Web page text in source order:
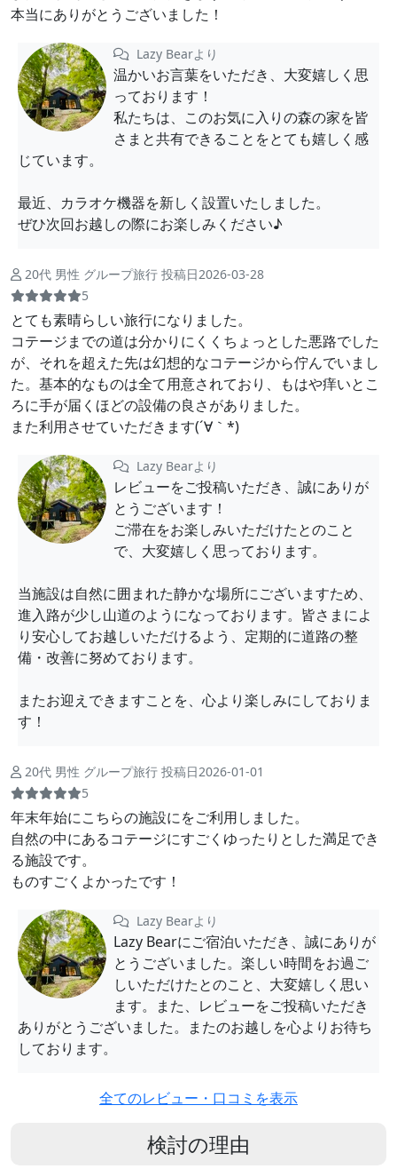
本当にありがとうございました！
Lazy Bearより
温かいお言葉をいただき、大変嬉しく思
っております！
私たちは、このお気に入りの森の家を皆
さまと共有できることをとても嬉しく感
じています。
最近、カラオケ機器を新しく設置いたしました。
ぜひ次回お越しの際にお楽しみください♪
20代 男性 グループ旅行 投稿日2026-03-28
5
とても素晴らしい旅行になりました。
コテージまでの道は分かりにくくちょっとした悪路でした
が、それを超えた先は幻想的なコテージから佇んでいまし
た。基本的なものは全て用意されており、もはや痒いとこ
ろに手が届くほどの設備の良さがありました。
また利用させていただきます(´∀｀*)
Lazy Bearより
レビューをご投稿いただき、誠にありが
とうございます！
ご滞在をお楽しみいただけたとのこと
で、大変嬉しく思っております。
当施設は自然に囲まれた静かな場所にございますため、
進入路が少し山道のようになっております。皆さまによ
り安心してお越しいただけるよう、定期的に道路の整
備・改善に努めております。
またお迎えできますことを、心より楽しみにしておりま
す！
20代 男性 グループ旅行 投稿日2026-01-01
5
年末年始にこちらの施設にをご利用しました。
自然の中にあるコテージにすごくゆったりとした満足でき
る施設です。
ものすごくよかったです！
Lazy Bearより
Lazy Bearにご宿泊いただき、誠にありが
とうございました。楽しい時間をお過ご
しいただけたとのこと、大変嬉しく思い
ます。また、レビューをご投稿いただき
ありがとうございました。またのお越しを心よりお待ち
しております。
全てのレビュー・口コミを表示
検討の理由